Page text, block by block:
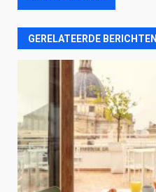
GERELATEERDE BERICHTEN